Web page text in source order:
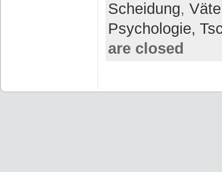
Scheidung,
Psychologie,
are closed